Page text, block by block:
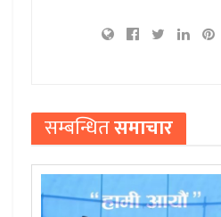
सम्बन्धितसमाचार